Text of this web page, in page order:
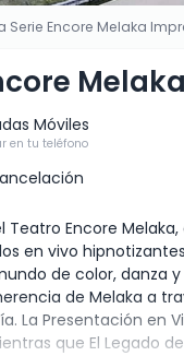
Serie Encore Melaka
Móviles
en tu teléfono
Encore
en vivo
de color, danza
de Melaka a
La Presentación en
que El Legado